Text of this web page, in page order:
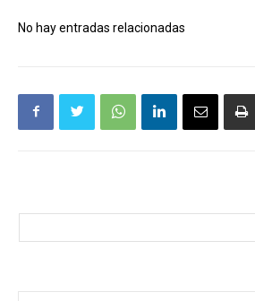
No hay entradas relacionadas